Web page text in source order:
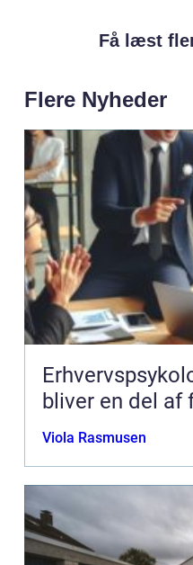
Få læst
Flere Nyheder
Erhvervspsykolog når
bliver en del af
Viola Rasmusen